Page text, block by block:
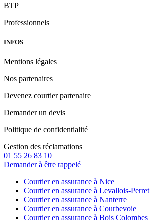
BTP
Professionnels
INFOS
Mentions légales
Nos partenaires
Devenez courtier partenaire
Demander un devis
Politique de confidentialité
Gestion des réclamations
01 55 26 83 10
Demander à être rappelé
Courtier en assurance à Nice
Courtier en assurance à Levallois-Perret
Courtier en assurance à Nanterre
Courtier en assurance à Courbevoie
Courtier en assurance à Bois Colombes